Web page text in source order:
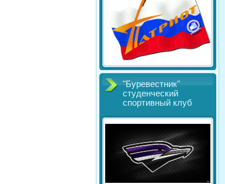
"Буревестник"
студенческий
спортивный клуб